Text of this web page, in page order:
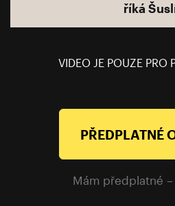
říká
VIDEO JE POUZE PRO
PŘEDPLATNÉ
Mám předplatné –